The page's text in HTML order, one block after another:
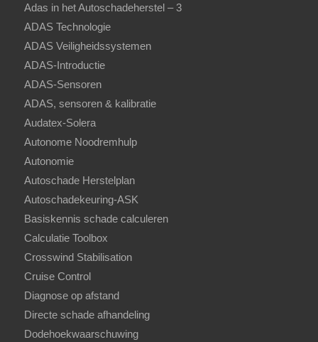
Adas in het Autoschadeherstel – 3
ADAS Technologie
ADAS Veiligheidssystemen
ADAS-Introductie
ADAS-Sensoren
ADAS, sensoren & kalibratie
Audatex-Solera
Autonome Noodremhulp
Autonomie
Autoschade Herstelplan
Autoschadekeuring-ASK
Basiskennis schade calculeren
Calculatie Toolbox
Crosswind Stabilisation
Cruise Control
Diagnose op afstand
Directe schade afhandeling
Dodehoekwaarschuwing